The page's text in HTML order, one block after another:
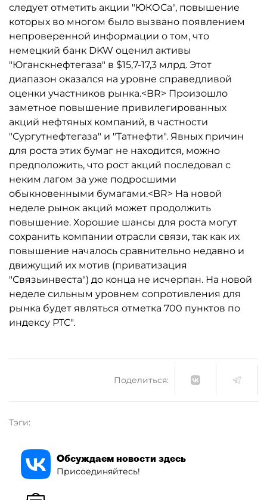
следует отметить акции "ЮКОСа", повышение
которых во многом было вызвано появлением
непроверенной информации о том, что
немецкий банк DKW оценил активы
"Юганскнефтегаза" в $15,7-17,3 млрд. Этот
диапазон оказался на уровне справедливой
оценки участников рынка.<BR> Произошло
заметное повышение привилегированных
акций нефтяных компаний, в частности
"Сургутнефтегаза" и "Татнефти". Явных причин
для роста этих бумаг не находится, можно
предположить, что рост акций последовал с
неким лагом за уже подросшими
обыкновенными бумагами.<BR> На новой
неделе рынок акций может продолжить
повышение. Хорошие шансы для роста могут
сохранить компании отрасли связи, так как их
повышение началось сравнительно недавно и
движущий их мотив (приватизация
"Связьинвеста") до конца не исчерпан. На новой
неделе сильным уровнем сопротивления для
рынка будет являться отметка 700 пунктов по
индексу РТС".
Поделиться:
Тэги:
Обсуждаем новости здесь
Присоединяйтесь!